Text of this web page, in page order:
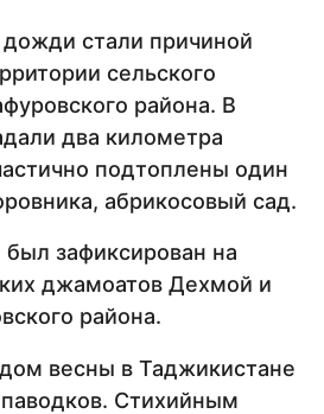
стали причиной
сельского
района. В
два километра
подтоплены один
абрикосовый сад.
зафиксирован на
джамоатов Дехмой и
района.
весны в Таджикистане
Стихийным